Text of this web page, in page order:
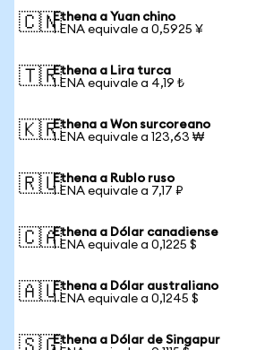
🇨🇳Ethena a Yuan chino
1 ENA equivale a 0,5925 ¥
🇹🇷Ethena a Lira turca
1 ENA equivale a 4,19 ₺
🇰🇷Ethena a Won surcoreano
1 ENA equivale a 123,63 ₩
🇷🇺Ethena a Rublo ruso
1 ENA equivale a 7,17 ₽
🇨🇦Ethena a Dólar canadiense
1 ENA equivale a 0,1225 $
🇦🇺Ethena a Dólar australiano
1 ENA equivale a 0,1245 $
Ethena a Dólar de Singapur